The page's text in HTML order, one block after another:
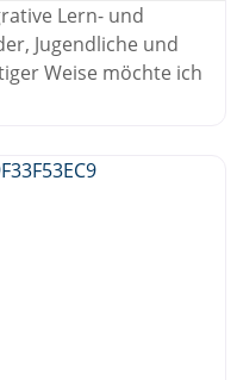
Lern- und
Jugendliche und
Weise möchte ich